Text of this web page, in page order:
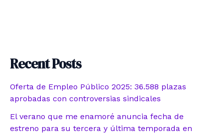
Recent Posts
Oferta de Empleo Público 2025: 36.588 plazas
aprobadas con controversias sindicales
El verano que me enamoré anuncia fecha de
estreno para su tercera y última temporada en